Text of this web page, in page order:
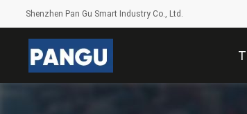
Shenzhen Pan Gu Smart Industry Co., Ltd.